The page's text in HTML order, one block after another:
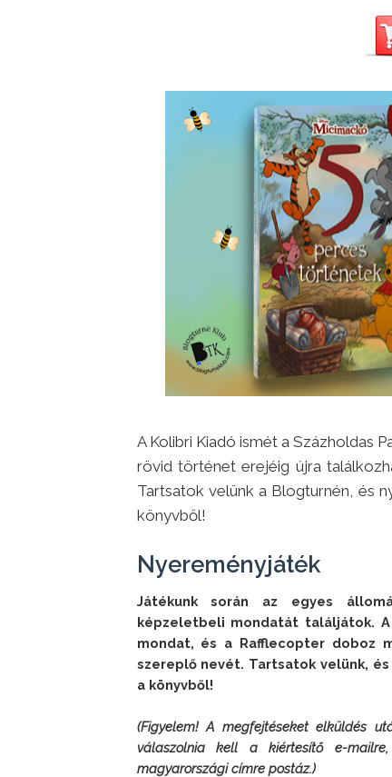
A Kolibri Kiadó ismét a Százholdas
rövid történet erejéig újra
Tartsatok velünk a Blogturnén, és
könyvből!
Nyereményjáték
Játékunk során az egyes
képzeletbeli mondatát találjátok.
mondat, és a Rafflecopter doboz
szereplő nevét. Tartsatok velünk,
a könyvből!
(Figyelem! A megfejtéseket elküldés
válaszolnia kell a kiértesítő e-
magyarországi címre postáz.)